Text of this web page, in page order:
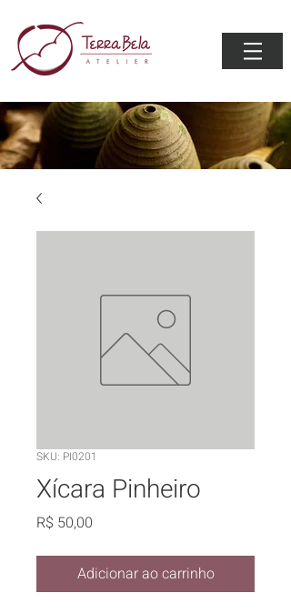
SKU: PI0201
Xícara Pinheiro
R$ 50,00
Adicionar ao carrinho